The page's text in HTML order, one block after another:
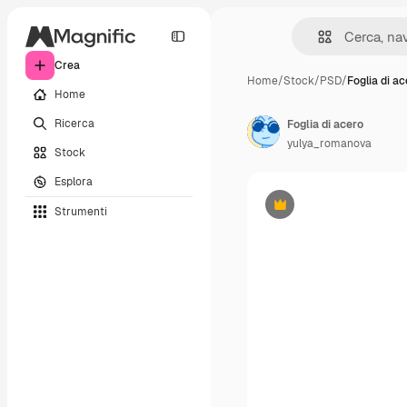
Crea
Home
Ricerca
Stock
Esplora
Strumenti
Home/Stock/PSD/Foglia di
Premium
Foglia di acero
yulya_romanova